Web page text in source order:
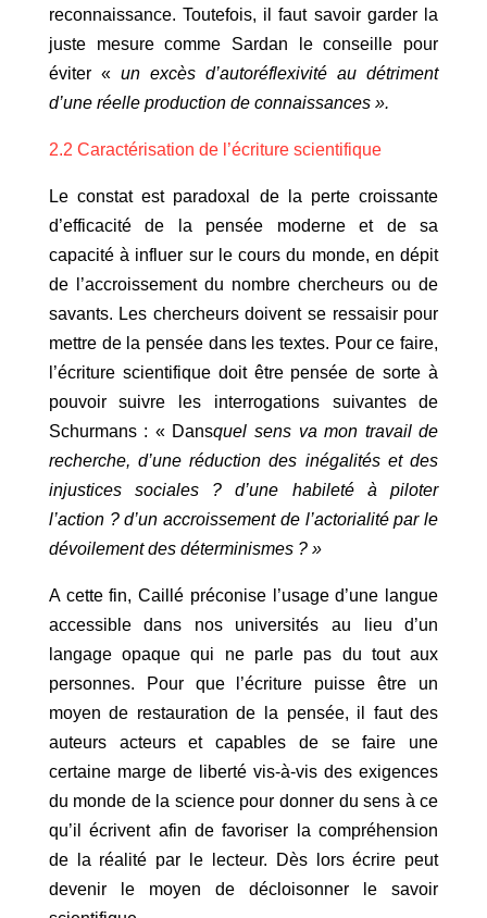
reconnaissance. Toutefois, il faut savoir garder la
juste mesure comme Sardan le conseille pour
éviter « un excès d’autoréflexivité au détriment
d’une réelle production de connaissances ».
2.2 Caractérisation de l’écriture scientifique
Le constat est paradoxal de la perte croissante
d’efficacité de la pensée moderne et de sa
capacité à influer sur le cours du monde, en dépit
de l’accroissement du nombre chercheurs ou de
savants. Les chercheurs doivent se ressaisir pour
mettre de la pensée dans les textes. Pour ce faire,
l’écriture scientifique doit être pensée de sorte à
pouvoir suivre les interrogations suivantes de
Schurmans : « Dansquel sens va mon travail de
recherche, d’une réduction des inégalités et des
injustices sociales ? d’une habileté à piloter
l’action ? d’un accroissement de l’actorialité par le
dévoilement des déterminismes ? »
A cette fin, Caillé préconise l’usage d’une langue
accessible dans nos universités au lieu d’un
langage opaque qui ne parle pas du tout aux
personnes. Pour que l’écriture puisse être un
moyen de restauration de la pensée, il faut des
auteurs acteurs et capables de se faire une
certaine marge de liberté vis-à-vis des exigences
du monde de la science pour donner du sens à ce
qu’il écrivent afin de favoriser la compréhension
de la réalité par le lecteur. Dès lors écrire peut
devenir le moyen de décloisonner le savoir